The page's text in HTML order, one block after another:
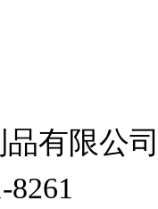
有限公